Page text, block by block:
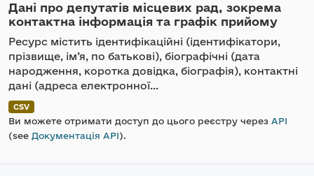
Дані про депутатів місцевих рад, зокрема
контактна інформація та графік прийому
Ресурс містить ідентифікаційні (ідентифікатори,
прізвище, ім’я, по батькові), біографічні (дата
народження, коротка довідка, біографія), контактні
дані (адреса електронної...
CSV
Ви можете отримати доступ до цього реєстру через API
(see Документація API).